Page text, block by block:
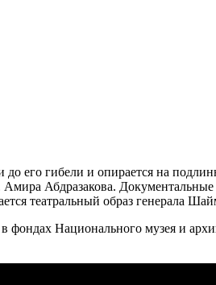
его гибели и опирается на
Абдразакова.
театральный образ генерала
фондах Национального музея и